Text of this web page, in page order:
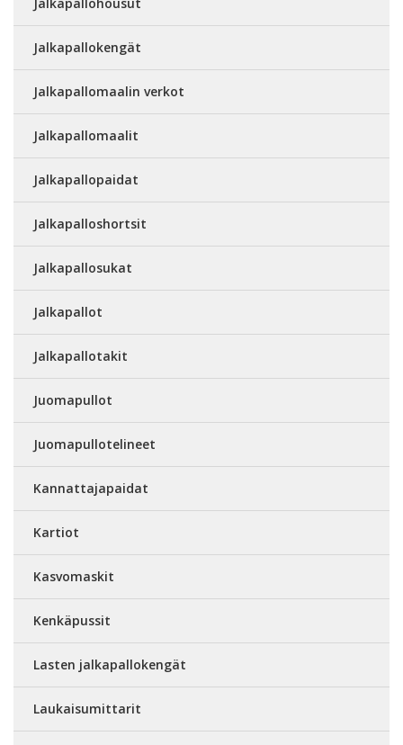
Jalkapallohousut
Jalkapallokengät
Jalkapallomaalin verkot
Jalkapallomaalit
Jalkapallopaidat
Jalkapalloshortsit
Jalkapallosukat
Jalkapallot
Jalkapallotakit
Juomapullot
Juomapullotelineet
Kannattajapaidat
Kartiot
Kasvomaskit
Kenkäpussit
Lasten jalkapallokengät
Laukaisumittarit